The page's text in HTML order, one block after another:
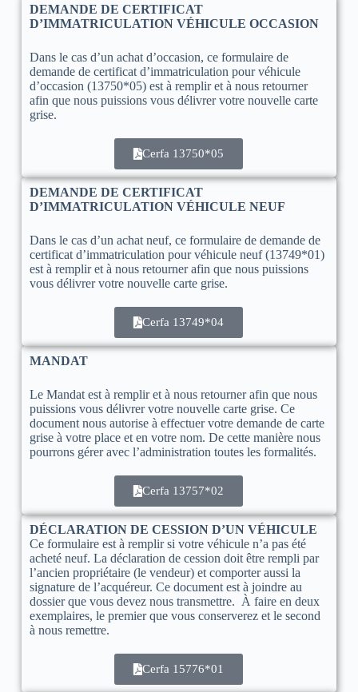
DEMANDE DE CERTIFICAT
D’IMMATRICULATION VÉHICULE OCCASION
Dans le cas d’un achat d’occasion, ce formulaire de
demande de certificat d’immatriculation pour véhicule
d’occasion (13750*05) est à remplir et à nous retourner
afin que nous puissions vous délivrer votre nouvelle carte
grise.
Cerfa 13750*05
DEMANDE DE CERTIFICAT
D’IMMATRICULATION VÉHICULE NEUF
Dans le cas d’un achat neuf, ce formulaire de demande de
certificat d’immatriculation pour véhicule neuf (13749*01)
est à remplir et à nous retourner afin que nous puissions
vous délivrer votre nouvelle carte grise.
Cerfa 13749*04
MANDAT
Le Mandat est à remplir et à nous retourner afin que nous
puissions vous délivrer votre nouvelle carte grise. Ce
document nous autorise à effectuer votre demande de carte
grise à votre place et en votre nom. De cette manière nous
pourrons gérer avec l’administration toutes les formalités.
Cerfa 13757*02
DÉCLARATION DE CESSION D’UN VÉHICULE
Ce formulaire est à remplir si votre véhicule n’a pas été
acheté neuf. La déclaration de cession doit être rempli par
l’ancien propriétaire (le vendeur) et comporter aussi la
signature de l’acquéreur. Ce document est à joindre au
dossier que vous devez nous transmettre. À faire en deux
exemplaires, le premier que vous conserverez et le second
à nous remettre.
Cerfa 15776*01